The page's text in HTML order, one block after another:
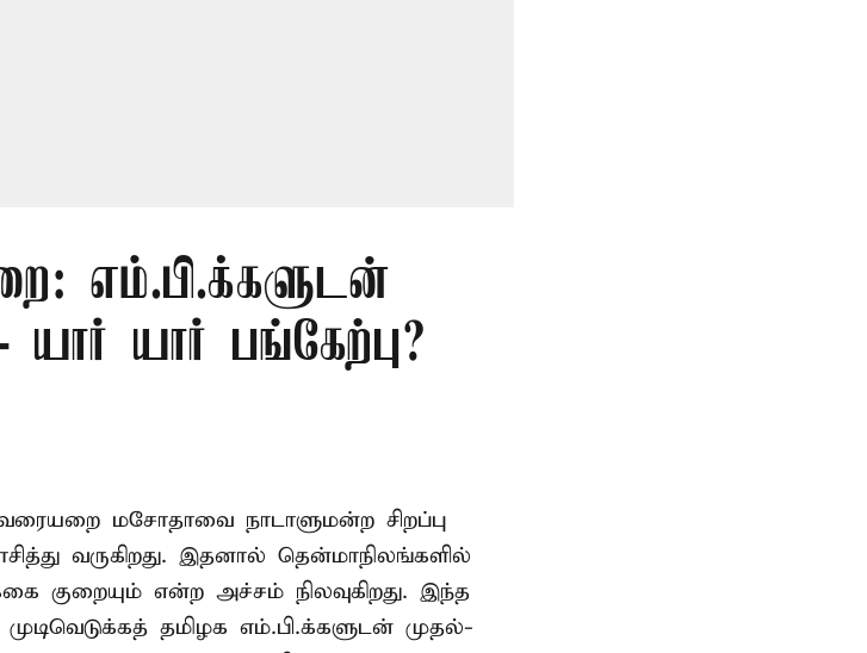
எம்.பி.க்களுடன்
யார் பங்கேற்பு?
மசோதாவை நாடாளுமன்ற சிறப்பு
வருகிறது. இதனால் தென்மாநிலங்களில்
குறையும் என்ற அச்சம் நிலவுகிறது. இந்த
தமிழக எம்.பி.க்களுடன் முதல்-